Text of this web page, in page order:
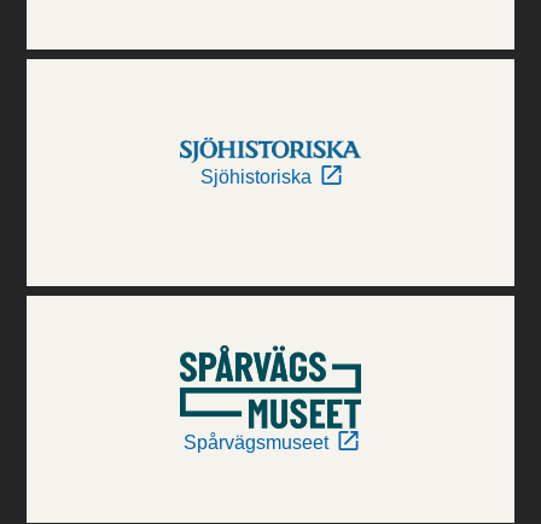
Sjöhistoriska
Spårvägsmuseet